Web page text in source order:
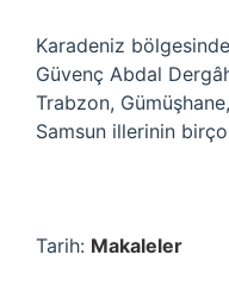
Karadeniz
Güvenç Abdal
Trabzon,
Samsun illerinin
Tarih: Makaleler